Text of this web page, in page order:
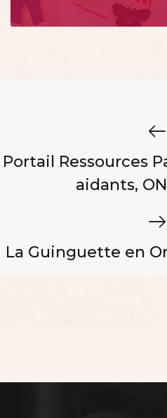
Portail Ressources
aidants,
La Guinguette en